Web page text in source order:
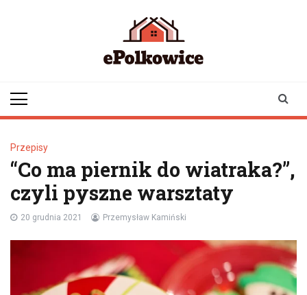
Przepisy
“Co ma piernik do wiatraka?”,
czyli pyszne warsztaty
20 grudnia 2021 Przemysław Kamiński